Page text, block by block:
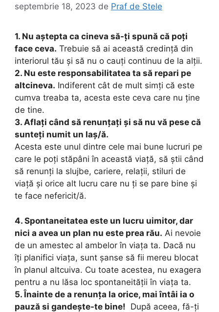
septembrie 18, 2023 de Praf de Stele
1. Nu aștepta ca cineva să-ți spună că poți
face ceva. Trebuie să ai această credință din
interiorul tău și să nu o cauți continuu de la alții.
2. Nu este responsabilitatea ta să repari pe
altcineva. Indiferent cât de mult simți că este
cumva treaba ta, acesta este ceva care nu ține
de tine.
3. Aflați când să renunțați și să nu vă pese că
sunteți numit un laș/ă.
Acesta este unul dintre cele mai bune lucruri pe
care le poți stăpâni în această viață, să știi când
să renunți la slujbe, cariere, relații, stiluri de
viață și orice alt lucru care nu ți se pare bine și
te face nefericit/ă.
4. Spontaneitatea este un lucru uimitor, dar
nici a avea un plan nu este prea rău. Ai nevoie
de un amestec al ambelor în viața ta. Dacă nu
îți planifici viața, sunt șanse să fii mereu blocat
în planul altcuiva. Cu toate acestea, nu exagera
pentru a nu lăsa loc spontaneității în viața ta.
5. Înainte de a renunța la orice, mai întâi ia o
pauză si gandește-te bine! După aceea, fă-ți